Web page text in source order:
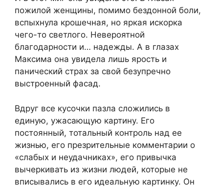
пожилой женщины, помимо бездонной боли,
вспыхнула крошечная, но яркая искорка
чего-то светлого. Невероятной
благодарности и… надежды. А в глазах
Максима она увидела лишь ярость и
панический страх за свой безупречно
выстроенный фасад.
Вдруг все кусочки пазла сложились в
единую, ужасающую картину. Его
постоянный, тотальный контроль над ее
жизнью, его презрительные комментарии о
«слабых и неудачниках», его привычка
вычеркивать из жизни людей, которые не
вписывались в его идеальную картинку. Он